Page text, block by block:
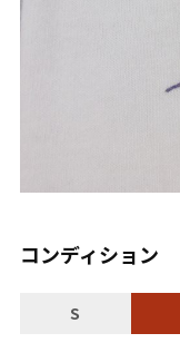
コンディション
S